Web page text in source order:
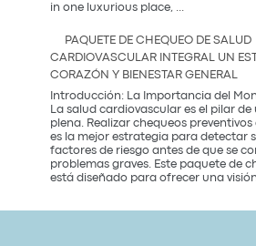
in one luxurious place,
Care
Mexico
City:
PAQUETE DE CHEQUEO DE SALUD
CARDIOVASCULAR INTEGRAL UN
CORAZÓN Y BIENESTAR GENERAL
Introducción: La Importancia del
La salud cardiovascular es el pilar
plena. Realizar chequeos
es la mejor estrategia para detectar
factores de riesgo antes de que se
problemas graves. Este paquete de
está diseñado para ofrecer una